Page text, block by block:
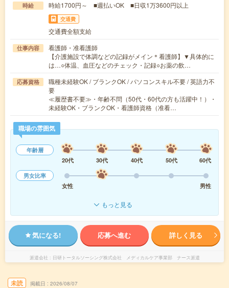
時給 時給1700円～ ■週払いOK ■日収1万3600円以上
交通費
交通費全額支給
仕事内容
看護師・准看護師
【介護施設で体調などの記録がメイン＊看護師】▼具体的に
は…○体温、血圧などのチェック・記録○お薬の飲…
応募資格
職種未経験OK / ブランクOK / パソコンスキル不要 / 英語力不
要
≪履歴書不要≫・年齢不問（50代・60代の方も活躍中！）・
未経験OK・ブランクOK・看護師資格（准看…
職場の雰囲気
年齢層
20代
30代 40代 50代
60代
男女比率
女性
男性
もっと見る
気になる! 応募へ進む 詳しく見る
派遣会社 日研トータルソーシング株式会社 メディカルケア事業部 ナース派遣
未読 掲載日 2026/08/07